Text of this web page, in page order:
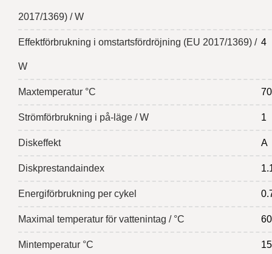
2017/1369) / W
Effektförbrukning i omstartsfördröjning (EU 2017/1369) /
W
4
Maxtemperatur °C 70
Strömförbrukning i på-läge / W 1
Diskeffekt A
Diskprestandaindex
Energiförbrukning per cykel
Maximal temperatur för vattenintag / °C 60
Mintemperatur °C 15